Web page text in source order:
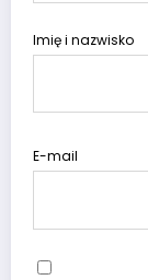
Imię i nazwisko
E-mail